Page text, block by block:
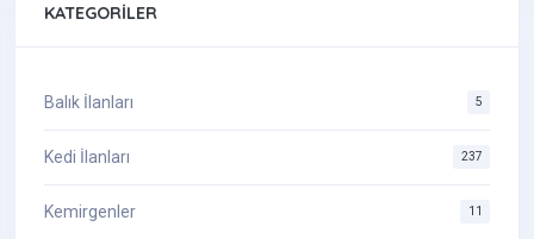
KATEGORILER
Balık İlanları 5
Kedi İlanları 237
Kemirgenler 11